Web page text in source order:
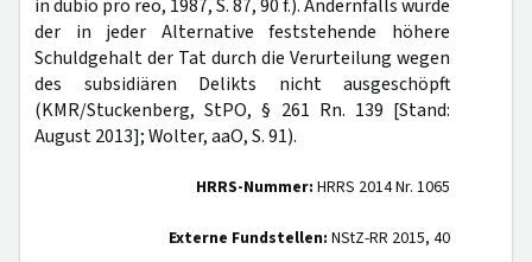
in dubio pro reo, 1987, S. 87, 90 f.). Andernfalls würde
der in jeder Alternative feststehende höhere
Schuldgehalt der Tat durch die Verurteilung wegen
des subsidiären Delikts nicht ausgeschöpft
(KMR/Stuckenberg, StPO, § 261 Rn. 139 [Stand:
August 2013]; Wolter, aaO, S. 91).
HRRS-Nummer: HRRS 2014 Nr. 1065
Externe Fundstellen: NStZ-RR 2015, 40